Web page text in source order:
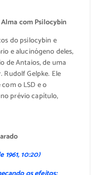
com Psilocybin
do psilocybin e
e alucinógeno deles,
de Antaios, de uma
Rudolf Gelpke. Ele
o LSD e o
prévio capítulo,
10:20)